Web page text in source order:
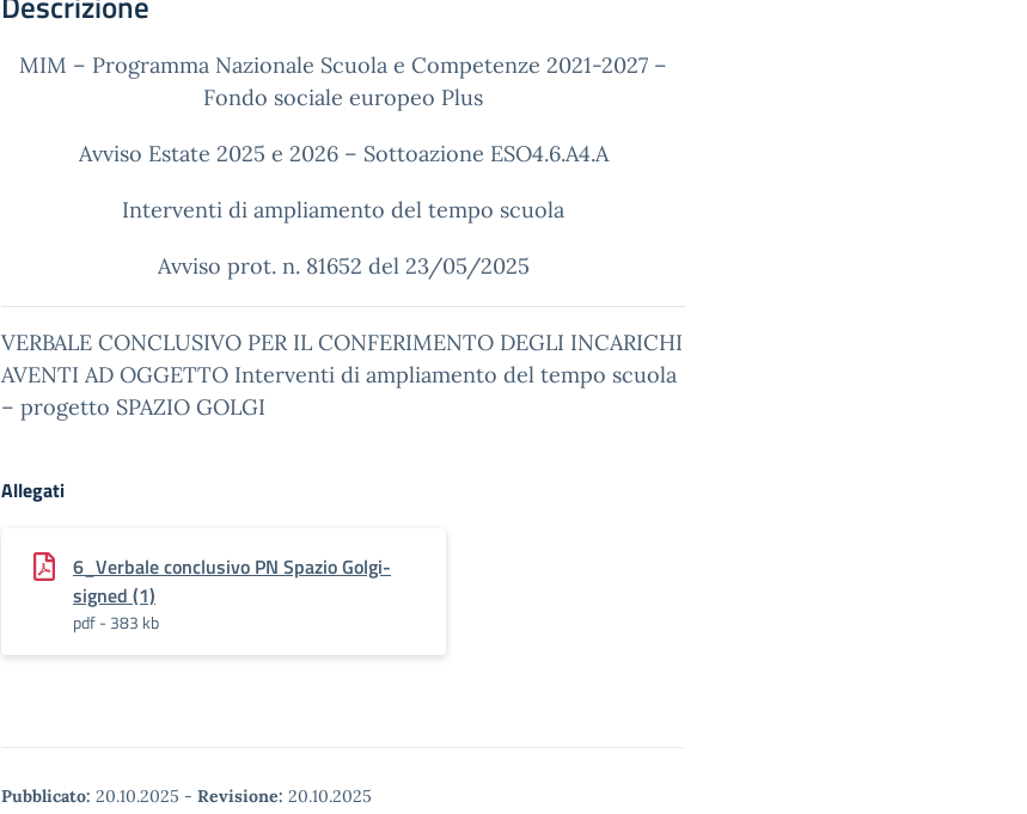
MIM – Programma Nazionale Scuola e Competenze 2021-2027 –
Fondo sociale europeo Plus
Avviso Estate 2025 e 2026 – Sottoazione ESO4.6.A4.A
Interventi di ampliamento del tempo scuola
Avviso prot. n. 81652 del 23/05/2025
VERBALE CONCLUSIVO PER IL CONFERIMENTO DEGLI INCARICHI
AVENTI AD OGGETTO Interventi di ampliamento del tempo scuola
– progetto SPAZIO GOLGI
Allegati
6_Verbale conclusivo PN Spazio Golgi-
signed (1)
pdf - 383 kb
Pubblicato: 20.10.2025 - Revisione: 20.10.2025